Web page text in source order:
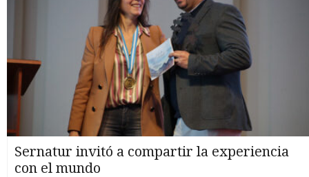
Sernatur invitó a compartir la experiencia
con el mundo